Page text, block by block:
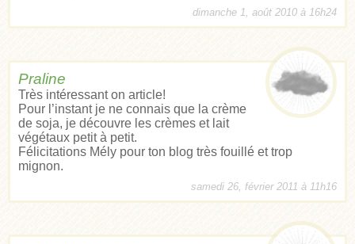
dimanche 1, août 2010 à 16h24
Praline
Très intéressant on article!
Pour l’instant je ne connais que la crème
de soja, je découvre les crèmes et lait
végétaux petit à petit.
Félicitations Mély pour ton blog très fouillé et trop
mignon.
samedi 26, février 2011 à 11h16